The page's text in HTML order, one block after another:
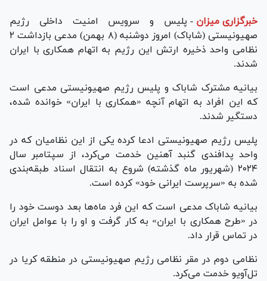
خبرگزاری میزان - پلیس و سرویس امنیت داخلی رژیم
صهیونیستی (شاباک) امروز دوشنبه (۸ بهمن) مدعی بازداشت ۲
نظامی واحد ذخیره ارتش این رژیم به اتهام همکاری با ایران
شدند.
بیانیه مشترک شاباک و پلیس رژیم صهیونیستی مدعی است
که این افراد به اتهام آنچه «همکاری با ایران» خوانده شده،
دستگیر شدند.
پلیس رژیم صهیونیستی ادعا کرده یکی از این نظامیان که در
واحد پدافندی گنبد آهنین خدمت می‌کرد، از سپتامبر سال
۲۰۲۴ (شهریور ماه گذشته) شروع به انتقال اسناد طبقه‌بندی
شده به «سرپرست ایرانی خود» کرده است.
بیانیه شاباک مدعی است که این فرد ماه‌ها بعد دوست خود را
در «طرح همکاری با ایران» به کار گرفت و او را با عوامل ایران
در تماس قرار داد.
نظامی دوم در مقر نظامی رژیم صهیونیستی در منطقه کریا در
تل‌آویو خدمت می‌کرد.